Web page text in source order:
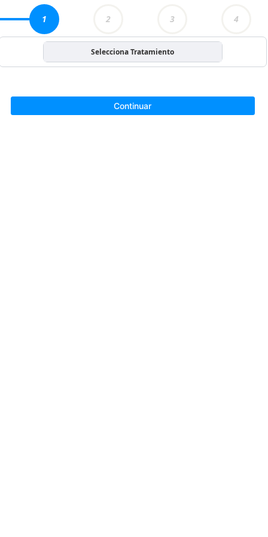
1 2 3 4
Selecciona Tratamiento
Continuar